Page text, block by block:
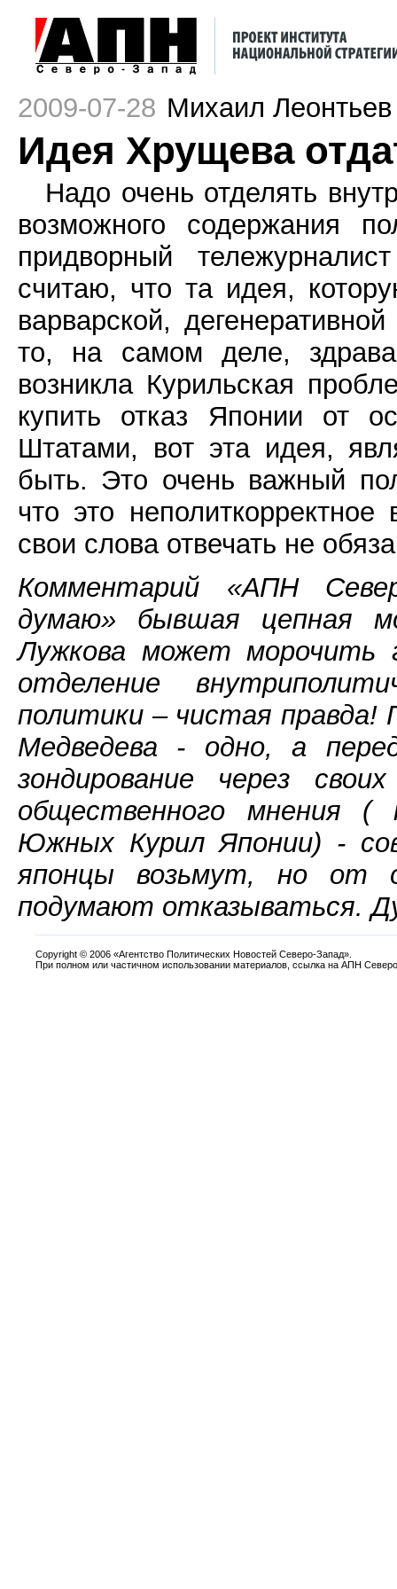
2009-07-28 Михаил Леонтьев
Идея Хрущева
Надо очень отделять
возможного содержания
придворный
считаю, что та идея,
варварской,
то, на самом деле,
возникла Курильская
купить отказ Японии от
Штатами, вот эта идея,
быть. Это очень важный
что это
свои слова отвечать не
Комментарий «АПН
думаю» бывшая цепная
Лужкова может морочить
отделение
политики – чистая
Медведева - одно, а
зондирование через
общественного мнения (
Южных Курил Японии) -
японцы возьмут, но
подумают отказываться.
Copyright © 2006 «Агентство Политических Новостей Северо-Запад».
При полном или частичном использовании материалов, ссылка на АПН